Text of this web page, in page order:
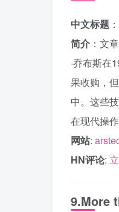
中文标题
简介 ：文
·乔布斯在
果收购，
中。这些
在现代操
网站:
HN评论:
9.More